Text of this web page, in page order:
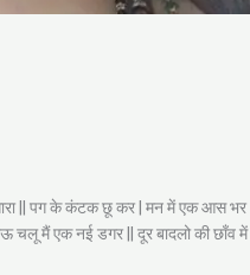
|| पग के कंटक छू कर | मन में एक आस भर
चलू मैं एक नई डगर || दूर बादलो की छाँव में